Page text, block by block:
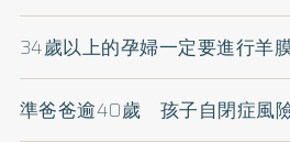
34歲以上的孕婦一定要進行羊
準爸爸逾40歲 孩子自閉症風